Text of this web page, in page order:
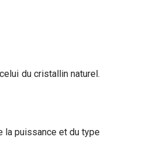
du cristallin naturel.
la puissance et du type